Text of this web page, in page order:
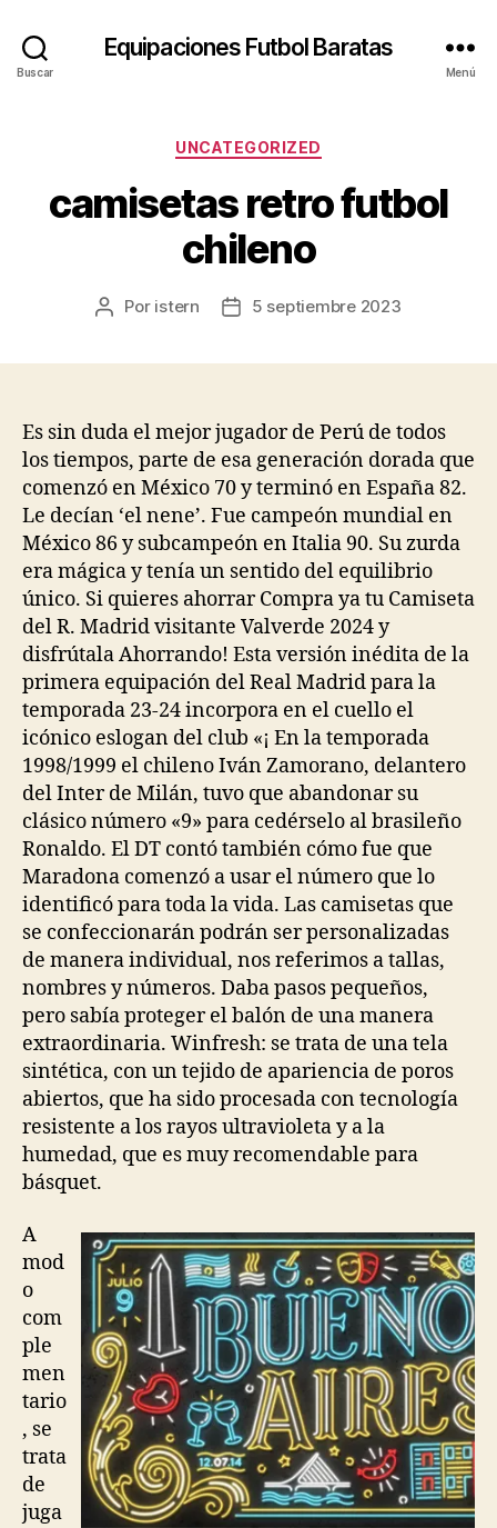
Buscar
Equipaciones Futbol Baratas
Menú
Categorías
UNCATEGORIZED
camisetas retro futbol
chileno
Autor
Por istern
Fecha5 septiembre 2023
Es sin duda el mejor jugador de Perú de todos
los tiempos, parte de esa generación dorada que
comenzó en México 70 y terminó en España 82.
Le decían ‘el nene’. Fue campeón mundial en
México 86 y subcampeón en Italia 90. Su zurda
era mágica y tenía un sentido del equilibrio
único. Si quieres ahorrar Compra ya tu Camiseta
del R. Madrid visitante Valverde 2024 y
disfrútala Ahorrando! Esta versión inédita de la
primera equipación del Real Madrid para la
temporada 23-24 incorpora en el cuello el
icónico eslogan del club «¡ En la temporada
1998/1999 el chileno Iván Zamorano, delantero
del Inter de Milán, tuvo que abandonar su
clásico número «9» para cedérselo al brasileño
Ronaldo. El DT contó también cómo fue que
Maradona comenzó a usar el número que lo
identificó para toda la vida. Las camisetas que
se confeccionarán podrán ser personalizadas
de manera individual, nos referimos a tallas,
nombres y números. Daba pasos pequeños,
pero sabía proteger el balón de una manera
extraordinaria. Winfresh: se trata de una tela
sintética, con un tejido de apariencia de poros
abiertos, que ha sido procesada con tecnología
resistente a los rayos ultravioleta y a la
humedad, que es muy recomendable para
básquet.
A
mod
o
com
ple
men
tario
, se
trata
de
juga